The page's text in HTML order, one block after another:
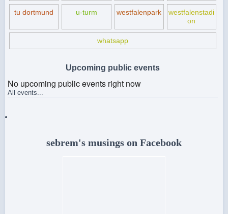
tu dortmund u-turm westfalenpark
westfalenstadi
on
whatsapp
Upcoming public events
No upcoming public events right now
All events...
sebrem's musings on Facebook